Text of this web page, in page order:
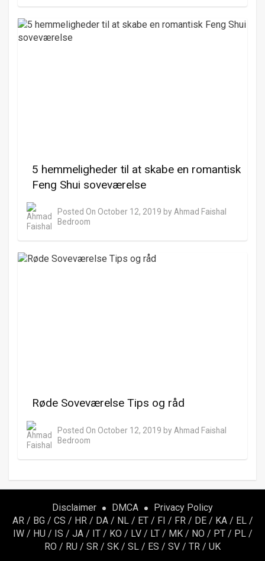
5 hemmeligheder til at skabe en romantisk
Feng Shui soveværelse
Posted On October 12, 2019 by Ahmad Faishal
Bedroom
Røde Soveværelse Tips og råd
Posted On October 12, 2019 by Ahmad Faishal
Bedroom
Disclaimer DMCA
Privacy Policy
AR / BG/ CS / HR / DA/ NL/ ET/ FI / FR / DE/ KA/ EL/
IW/ HU/ IS / JA/ IT/ KO / LV/ LT/ MK/ NO / PT/ PL/
RO / RU / SR / SK / SL / ES / SV / TR / UK